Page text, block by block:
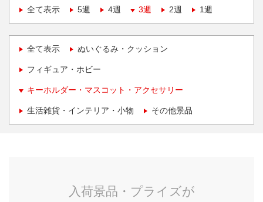
全て表示
5週 4週 3週 2週 1週
全て表示 ぬいぐるみ・クッション
フィギュア・ホビー
キーホルダー・マスコット・アクセサリー
生活雑貨・インテリア・小物 その他景品